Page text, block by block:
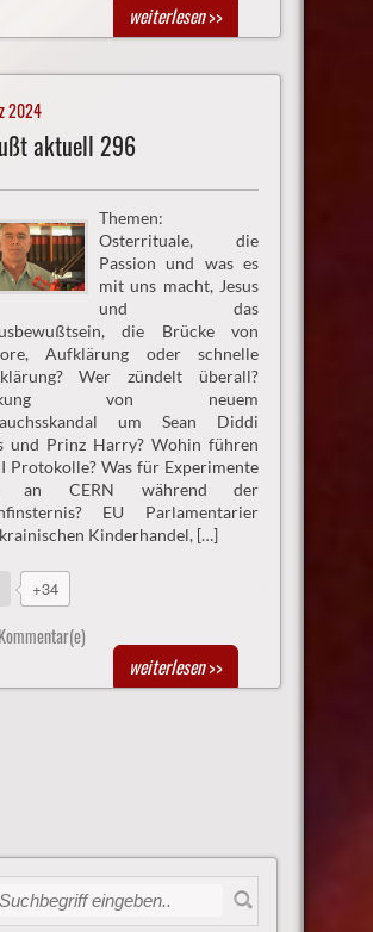
weiterlesen>>
2024
aktuell 296
Themen:
Osterrituale, die
Passion und was es
mit uns macht, Jesus
und das
die Brücke von
Aufklärung oder schnelle
Wer zündelt überall?
von neuem
um Sean Diddi
und Prinz Harry? Wohin führen
Protokolle? Was für Experimente
an CERN während der
EU Parlamentarier
Kinderhandel, […]
+34
weiterlesen>>